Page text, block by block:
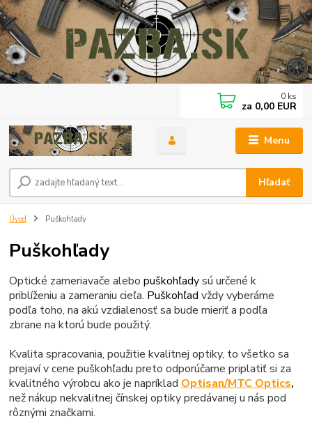
Menu
Hľadať
0 ks
za 0,00 EUR
Úvod Puškohľady
Puškohľady
Optické zameriavače alebopuškohľadysú určené k
priblíženiu a zameraniu cieľa. Puškohľad vždy vyberáme
podľa toho, na akú vzdialenosť sa bude mieriť a podľa
zbrane na ktorú bude použitý.
Kvalita spracovania, použitie kvalitnej optiky, to všetko sa
prejaví v cene puškohľadu preto odporúčame priplatiť si za
kvalitného výrobcu ako je napríklad Optisan/MTC Optics,
než nákup nekvalitnej čínskej optiky predávanej u nás pod
rôznými značkami.